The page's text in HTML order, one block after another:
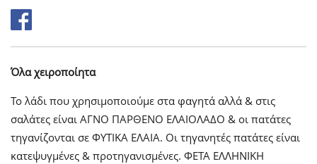
Όλα χειροποίητα
Το λάδι που χρησιμοποιούμε στα φαγητά αλλά & στις
σαλάτες είναι ΑΓΝΟ ΠΑΡΘΕΝΟ ΕΛΑΙΟΛΑΔΟ & οι πατάτες
τηγανίζονται σε ΦΥΤΙΚΑ ΕΛΑΙΑ. Οι τηγανητές πατάτες είναι
κατεψυγμένες & προτηγανισμένες. ΦΕΤΑ ΕΛΛΗΝΙΚΗ